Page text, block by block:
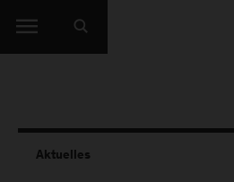
Aktuelles